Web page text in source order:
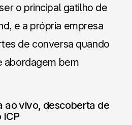
o principal gatilho de
e a própria empresa
de conversa quando
abordagem bem
ao vivo, descoberta de
ICP